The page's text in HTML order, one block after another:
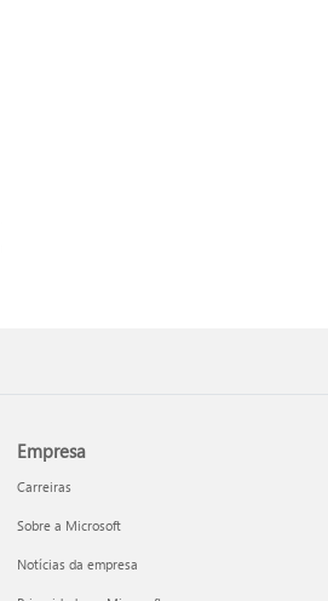
Empresa
Carreiras
Sobre a Microsoft
Notícias da empresa